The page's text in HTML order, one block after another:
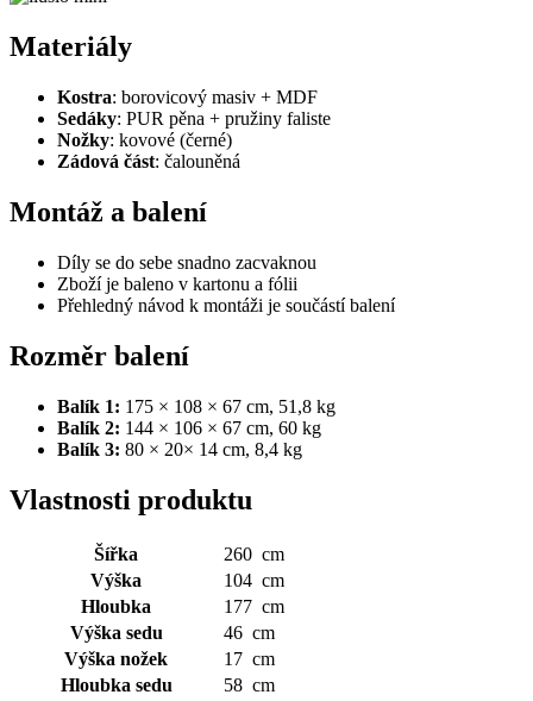
Materiály
Kostra: borovicový masiv + MDF
Sedáky: PUR pěna + pružiny faliste
Nožky: kovové (černé)
Zádová část: čalouněná
Montáž a balení
Díly se do sebe snadno zacvaknou
Zboží je baleno v kartonu a fólii
Přehledný návod k montáži je součástí balení
Rozměr balení
Balík 1: 175 × 108 × 67 cm, 51,8 kg
Balík 2: 144 × 106 × 67 cm, 60 kg
Balík 3: 80 × 20× 14 cm, 8,4 kg
Vlastnosti produktu
Šířka
260 cm
Výška
104 cm
Hloubka
177 cm
Výška sedu
46 cm
Výška nožek
17 cm
Hloubka sedu
58 cm